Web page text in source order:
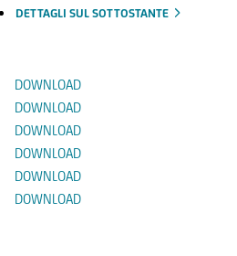
DETTAGLI SUL SOTTOSTANTE
DOWNLOAD
DOWNLOAD
DOWNLOAD
DOWNLOAD
DOWNLOAD
DOWNLOAD